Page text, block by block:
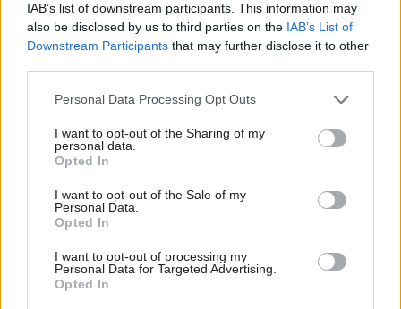
IAB’s list of downstream participants. This information may
also be disclosed by us to third parties on the IAB’s List of
Downstream Participants that may further disclose it to other
Please note that this website/app uses one or more Google
not limited to your visit or usage behaviour. You may click to
grant or deny consent to Google and its third-party tags to
use your data for below specified purposes in below Google
consent section.
Personal Data Processing Opt Outs
I want to opt-out of the Sharing of my
personal data.
Opted In
I want to opt-out of the Sale of my
Personal Data.
Opted In
I want to opt-out of processing my
Personal Data for Targeted Advertising.
Opted In
Ale vždy, keď…
Re: Toto je najväčší mýtus pri ošetrení dreva a môže vás
sa zbavilo zarodkov skodcov...
Najnovšie časopisy